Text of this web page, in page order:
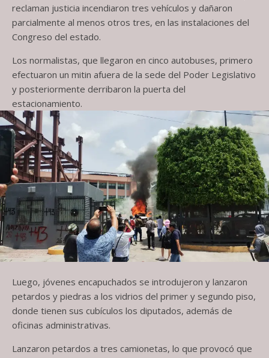
reclaman justicia incendiaron tres vehículos y dañaron
parcialmente al menos otros tres, en las instalaciones del
Congreso del estado.
Los normalistas, que llegaron en cinco autobuses, primero
efectuaron un mitin afuera de la sede del Poder Legislativo
y posteriormente derribaron la puerta del
estacionamiento.
Luego, jóvenes encapuchados se introdujeron y lanzaron
petardos y piedras a los vidrios del primer y segundo piso,
donde tienen sus cubículos los diputados, además de
oficinas administrativas.
Lanzaron petardos a tres camionetas, lo que provocó que